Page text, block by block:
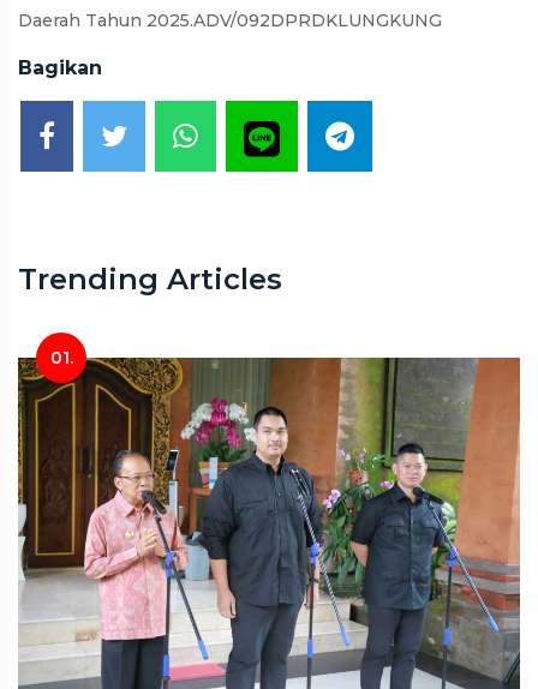
Daerah Tahun 2025.ADV/092DPRDKLUNGKUNG
Bagikan
Trending Articles
01.